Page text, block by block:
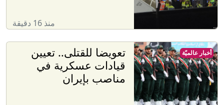
منذ 16 دقيقة
تعويضا للقتلى.. تعيين
قيادات عسكرية في
مناصب بإيران
أخبار عالميّة